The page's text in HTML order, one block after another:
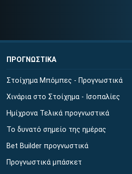
ΠΡΟΓΝΩΣΤΙΚΑ
Στοίχημα Μπόμπες - Προγνωστικά
Χινάρια στο Στοίχημα - Ισοπαλίες
Ημίχρονα Τελικά προγνωστικά
Το δυνατό σημείο της ημέρας
Bet Builder προγνωστικά
Προγνωστικά μπάσκετ